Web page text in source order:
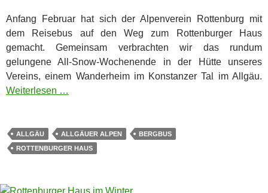
Anfang Februar hat sich der Alpenverein Rottenburg mit
dem Reisebus auf den Weg zum Rottenburger Haus
gemacht. Gemeinsam verbrachten wir das rundum
gelungene All-Snow-Wochenende in der Hütte unseres
Vereins, einem Wanderheim im Konstanzer Tal im Allgäu.
Weiterlesen …
ALLGÄU ALLGÄUER ALPEN
BERGBUS
ROTTENBURGER HAUS